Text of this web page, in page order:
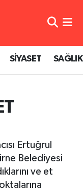
SİYASET SAĞLIK
Ertuğrul
Belediyesi
ve et